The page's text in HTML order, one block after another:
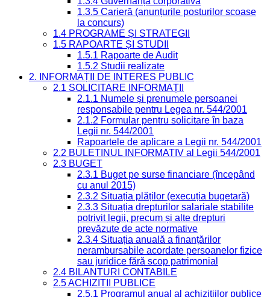
1.3.5 Carieră (anunțurile posturilor scoase
la concurs)
1.4 PROGRAME ȘI STRATEGII
1.5 RAPOARTE ȘI STUDII
1.5.1 Rapoarte de Audit
1.5.2 Studii realizate
2. INFORMAȚII DE INTERES PUBLIC
2.1 SOLICITARE INFORMAȚII
2.1.1 Numele și prenumele persoanei
responsabile pentru Legea nr. 544/2001
2.1.2 Formular pentru solicitare în baza
Legii nr. 544/2001
Rapoartele de aplicare a Legii nr. 544/2001
2.2 BULETINUL INFORMATIV al Legii 544/2001
2.3 BUGET
2.3.1 Buget pe surse financiare (începând
cu anul 2015)
2.3.2 Situația plăților (execuția bugetară)
2.3.3 Situația drepturilor salariale stabilite
potrivit legii, precum și alte drepturi
prevăzute de acte normative
2.3.4 Situația anuală a finanțărilor
nerambursabile acordate persoanelor fizice
sau juridice fără scop patrimonial
2.4 BILANȚURI CONTABILE
2.5 ACHIZIȚII PUBLICE
2.5.1 Programul anual al achizițiilor publice